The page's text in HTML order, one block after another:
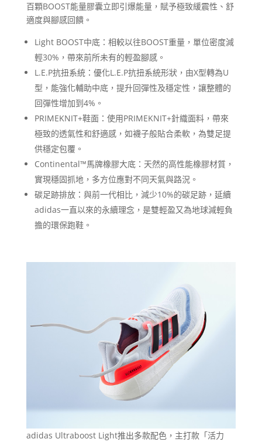
百顆BOOST能量膠囊立即引爆能量​，賦予極致緩震性、舒
適度與腳感回饋​。
Light BOOST中底：相較以往BOOST重量，單位密度減
輕30%，帶來前所未有的輕盈腳感。
L.E.P抗扭系統：優化L.E.P抗扭系統形狀，由X型轉為U
型，能強化輔助中底，提升回彈性及穩定性，讓整體的
回彈性增加到4%。
PRIMEKNIT+鞋面：使用PRIMEKNIT+針織面料，帶來
極致的透氣性和舒適感，如襪子般貼合柔軟，為雙足提
供穩定包覆。
Continental™馬牌橡膠大底：天然的高性能橡膠材質，
實現穩固抓地，多方位應對不同天氣與路況。
碳足跡排放：與前一代相比，減少10%的碳足跡，延續
adidas一直以來的永續理念，是雙輕盈又為地球減輕負
擔的環保跑鞋。
adidas Ultraboost Light推出多款配色，主打款「活力